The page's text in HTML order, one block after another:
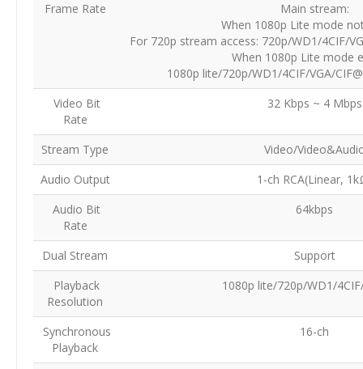
Frame Rate
Main stream:
When 1080p Lite mode
For 720p stream access: 720p/WD1/4CIF/
When 1080p Lite mode
1080p lite/720p/WD1/4CIF/VGA/
Video Bit
Rate
32 Kbps ~ 4
Stream Type
Video/
Audio Output
1-ch RCA(Linear,
Audio Bit
Rate
64kbps
Dual Stream
Support
Playback
Resolution
1080p lite/720p/WD1/
Synchronous
Playback
16-ch